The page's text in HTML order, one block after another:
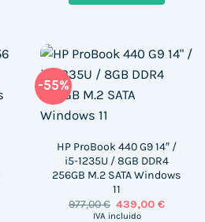
-55%
HP ProBook 440 G9 14″ /
i5-1235U / 8GB DDR4
256GB M.2 SATA Windows
11
977,00€ El
precio
439,00€El
IVA incluido